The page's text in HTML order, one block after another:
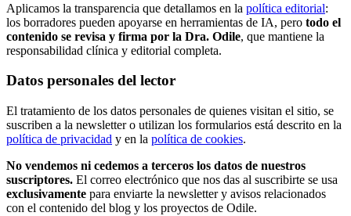
Aplicamos la transparencia que detallamos en la política editorial:
los borradores pueden apoyarse en herramientas de IA, pero todo el
contenido se revisa y firma por la Dra. Odile, que mantiene la
responsabilidad clínica y editorial completa.
Datos personales del lector
El tratamiento de los datos personales de quienes visitan el sitio, se
suscriben a la newsletter o utilizan los formularios está descrito en la
política de privacidad y en la política de cookies.
No vendemos ni cedemos a terceros los datos de nuestros
suscriptores. El correo electrónico que nos das al suscribirte se usa
exclusivamente para enviarte la newsletter y avisos relacionados
con el contenido del blog y los proyectos de Odile.